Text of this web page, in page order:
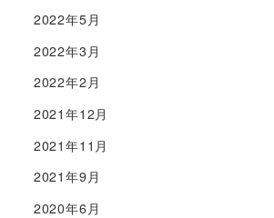
2022年5月
2022年3月
2022年2月
2021年12月
2021年11月
2021年9月
2020年6月